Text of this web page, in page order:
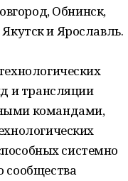
Обнинск,
и Ярославль.
и трансляции
командами,
системно
сообщества